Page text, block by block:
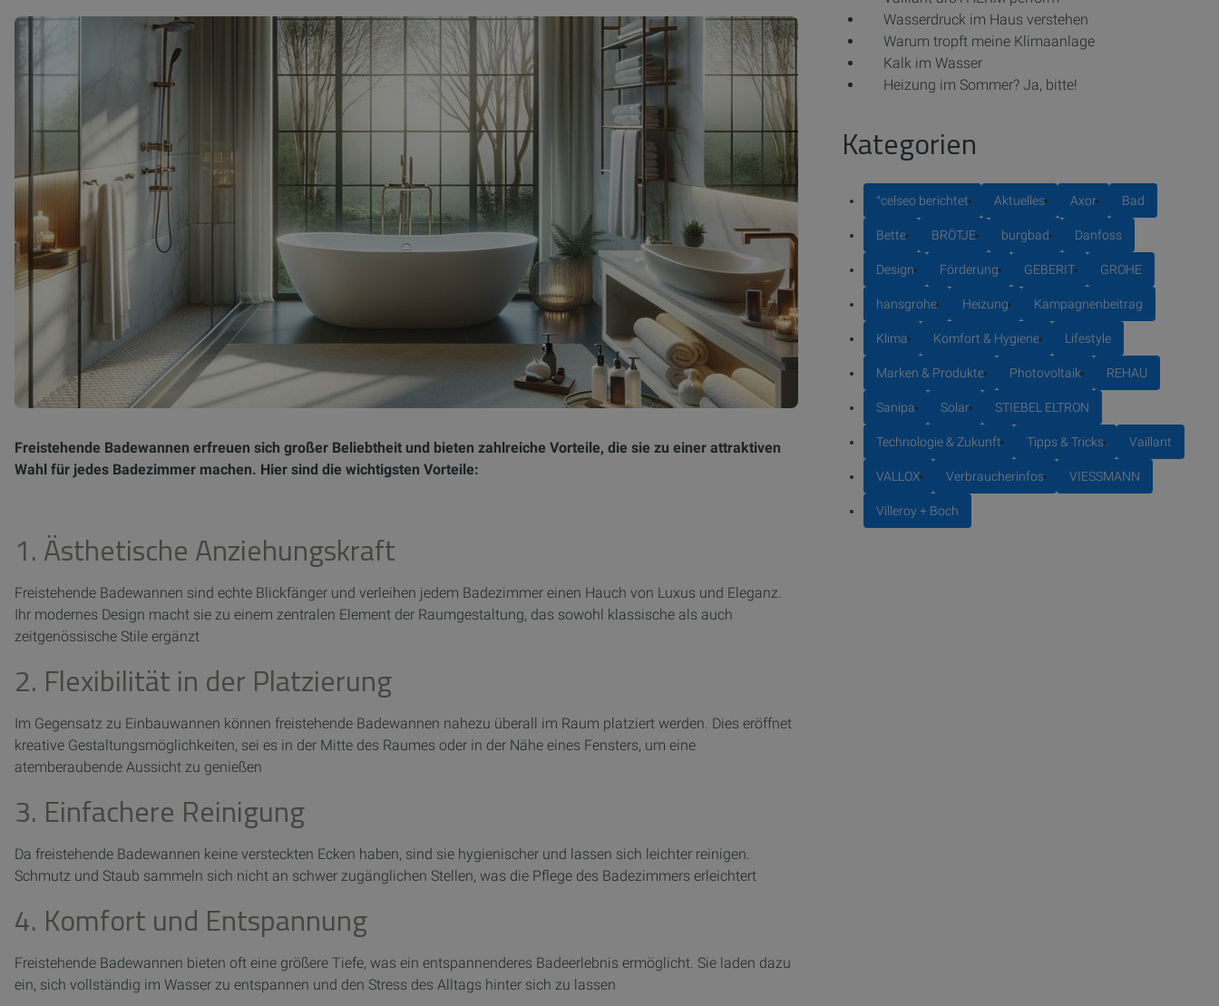
Freistehende Badewannen erfreuen sich großer Beliebtheit und bieten zahlreiche Vorteile, die sie zu einer attraktiven
Wahl für jedes Badezimmer machen. Hier sind die wichtigsten Vorteile:
1. Ästhetische Anziehungskraft
Freistehende Badewannen sind echte Blickfänger und verleihen jedem Badezimmer einen Hauch von Luxus und Eleganz.
Ihr modernes Design macht sie zu einem zentralen Element der Raumgestaltung, das sowohl klassische als auch
zeitgenössische Stile ergänzt
2. Flexibilität in der Platzierung
Im Gegensatz zu Einbauwannen können freistehende Badewannen nahezu überall im Raum platziert werden. Dies eröffnet
kreative Gestaltungsmöglichkeiten, sei es in der Mitte des Raumes oder in der Nähe eines Fensters, um eine
atemberaubende Aussicht zu genießen
3. Einfachere Reinigung
Da freistehende Badewannen keine versteckten Ecken haben, sind sie hygienischer und lassen sich leichter reinigen.
Schmutz und Staub sammeln sich nicht an schwer zugänglichen Stellen, was die Pflege des Badezimmers erleichtert
4. Komfort und Entspannung
Freistehende Badewannen bieten oft eine größere Tiefe, was ein entspannenderes Badeerlebnis ermöglicht. Sie laden dazu
ein, sich vollständig im Wasser zu entspannen und den Stress des Alltags hinter sich zu lassen
Wasserdruck im Haus verstehen
Warum tropft meine Klimaanlage
Kalk im Wasser
Heizung im Sommer? Ja, bitte!
Kategorien
°celseo berichtet Aktuelles Axor Bad
Bette BRÖTJE burgbad Danfoss
Design Förderung GEBERIT GROHE
hansgrohe Heizung Kampagnenbeitrag
Klima Komfort & Hygiene Lifestyle
Marken & Produkte Photovoltaik REHAU
Sanipa Solar STIEBEL ELTRON
Technologie & Zukunft Tipps & Tricks Vaillant
VALLOX Verbraucherinfos VIESSMANN
Villeroy + Boch